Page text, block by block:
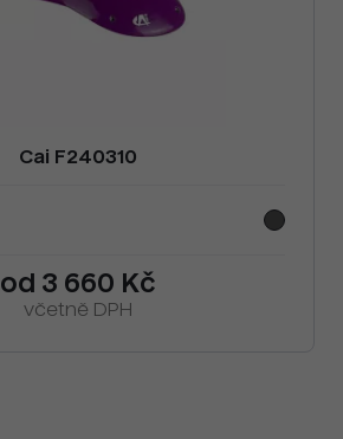
Cai F240310
od 3 660 Kč
včetně DPH